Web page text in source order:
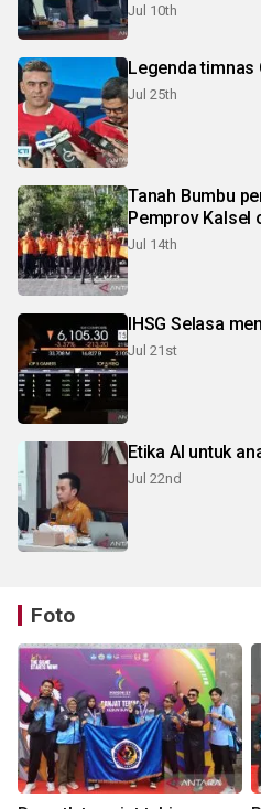
Jul 10th
Legenda timnas
Jul 25th
Tanah Bumbu
Pemprov Kalsel
Jul 14th
IHSG Selasa
Jul 21st
Etika AI untuk
Jul 22nd
Foto